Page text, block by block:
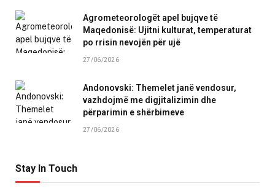
Agrometeorologët apel bujqve të
Maqedonisë: Ujitni kulturat, temperaturat
po rrisin nevojën për ujë
27/06/2026
Andonovski: Themelet janë vendosur,
vazhdojmë me digjitalizimin dhe
përparimin e shërbimeve
27/06/2026
Stay In Touch